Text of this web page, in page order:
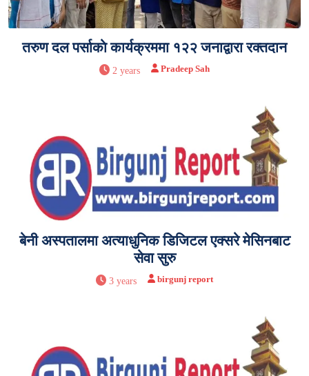
तरुण दल पर्साकाे कार्यक्रममा १२२ जनाद्वारा रक्तदान
2 years Pradeep Sah
बेनी अस्पतालमा अत्याधुनिक डिजिटल एक्सरे मेसिनबाट
सेवा सुरु
3 years birgunj report